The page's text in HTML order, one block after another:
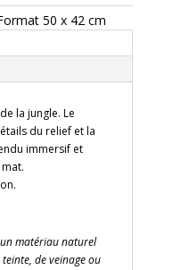
50 x 42 cm
la jungle. Le
du relief et la
immersif et
matériau naturel
de veinage ou